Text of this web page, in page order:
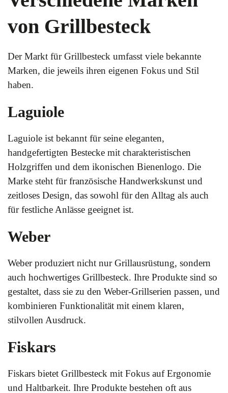
von Grillbesteck
Der Markt für Grillbesteck umfasst viele bekannte
Marken, die jeweils ihren eigenen Fokus und Stil
haben.
Laguiole
Laguiole ist bekannt für seine eleganten,
handgefertigten Bestecke mit charakteristischen
Holzgriffen und dem ikonischen Bienenlogo. Die
Marke steht für französische Handwerkskunst und
zeitloses Design, das sowohl für den Alltag als auch
für festliche Anlässe geeignet ist.
Weber
Weber produziert nicht nur Grillausrüstung, sondern
auch hochwertiges Grillbesteck. Ihre Produkte sind so
gestaltet, dass sie zu den Weber-Grillserien passen, und
kombinieren Funktionalität mit einem klaren,
stilvollen Ausdruck.
Fiskars
Fiskars bietet Grillbesteck mit Fokus auf Ergonomie
und Haltbarkeit. Ihre Produkte bestehen oft aus